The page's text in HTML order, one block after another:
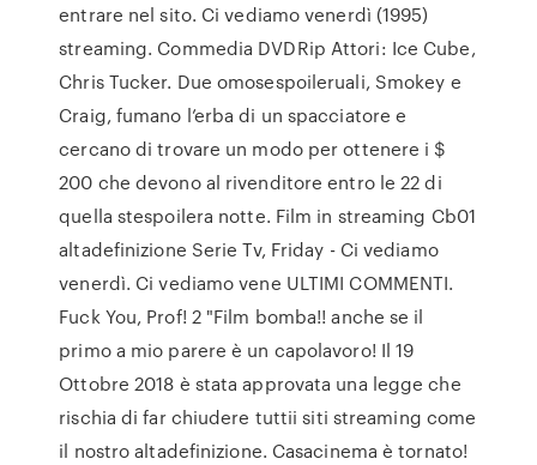
entrare nel sito. Ci vediamo venerdì (1995)
streaming. Commedia DVDRip Attori: Ice Cube,
Chris Tucker. Due omosespoileruali, Smokey e
Craig, fumano l’erba di un spacciatore e
cercano di trovare un modo per ottenere i $
200 che devono al rivenditore entro le 22 di
quella stespoilera notte. Film in streaming Cb01
altadefinizione Serie Tv, Friday - Ci vediamo
venerdì. Ci vediamo vene ULTIMI COMMENTI.
Fuck You, Prof! 2 "Film bomba!! anche se il
primo a mio parere è un capolavoro! Il 19
Ottobre 2018 è stata approvata una legge che
rischia di far chiudere tuttii siti streaming come
il nostro altadefinizione. Casacinema è tornato!